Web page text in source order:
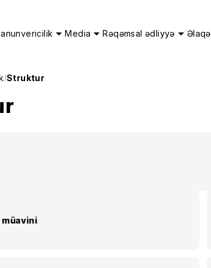
Media Rəqəmsal ədliyyə Əlaqə
/Struktur
müavini